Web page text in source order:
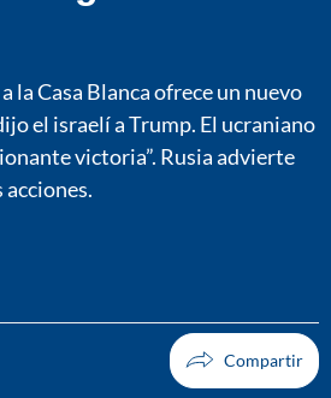
la Casa Blanca ofrece un nuevo
el israelí a Trump. El ucraniano
victoria”. Rusia advierte
acciones.